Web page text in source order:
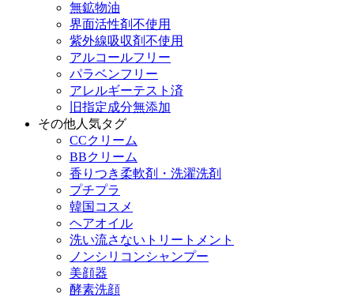
無鉱物油
界面活性剤不使用
紫外線吸収剤不使用
アルコールフリー
パラベンフリー
アレルギーテスト済
旧指定成分無添加
その他人気タグ
CCクリーム
BBクリーム
香りつき柔軟剤・洗濯洗剤
プチプラ
韓国コスメ
ヘアオイル
洗い流さないトリートメント
ノンシリコンシャンプー
美顔器
酵素洗顔